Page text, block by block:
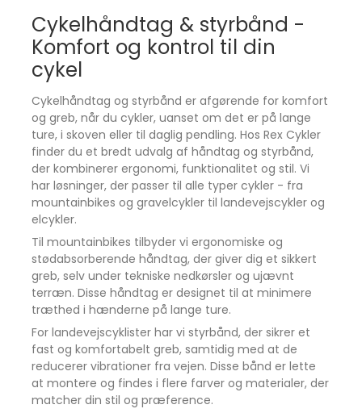
Cool Grå
Få tilbage Læg i kurv
Crimson Rød Udsolgt
Diamond Hvid
Hyper Grøn Udsolgt
Mint Grøn Udsolgt
Neon Gul Udsolgt
Neon Pink Udsolgt
Sky Blå
Sort
Tangerine Orange Udsolgt
Violet Lilla Udsolgt
4.6mm
Cobalt Blå
Udsolgt
Cool Grå Få tilbage Læg i kurv
Crimson Rød Udsolgt
Sort
kørestil - fra tyndt og responsivt til ekstra polstret
for maksimal komfort.
Flere tykkelsesmuligheder
1.8 mm (50 g | 208 cm) - Let og responsiv følelse
2.5 mm (74 g | 208 cm) - Balanceret komfort og
kontrol
3.2 mm (86 g | 226 cm) - Ekstra dæmpning på
lange ture
4.6 mm (102 g | 231 cm) - Maksimal polstring og
komfort
Skruepropper inkluderet
For en holdbar og sikker montering.
Fås i flere farver
Så du kan matche din cykels stil.
Vil du have styrbånd, der kombinerer professionel
ydeevne med langtidsholdbar komfort?
Lizard Skins DSP Bar Tape V2 giver dig greb,
dæmpning og holdbarhed i absolut topklasse.
Cykelhåndtag & styrbånd -
Komfort og kontrol til din
cykel
Cykelhåndtag og styrbånd er afgørende for komfort
og greb, når du cykler, uanset om det er på lange
ture, i skoven eller til daglig pendling. Hos Rex Cykler
finder du et bredt udvalg af håndtag og styrbånd,
der kombinerer ergonomi, funktionalitet og stil. Vi
har løsninger, der passer til alle typer cykler - fra
mountainbikes og gravelcykler til landevejscykler og
elcykler.
Til mountainbikes tilbyder vi ergonomiske og
stødabsorberende håndtag, der giver dig et sikkert
greb, selv under tekniske nedkørsler og ujævnt
terræn. Disse håndtag er designet til at minimere
træthed i hænderne på lange ture.
For landevejscyklister har vi styrbånd, der sikrer et
fast og komfortabelt greb, samtidig med at de
reducerer vibrationer fra vejen. Disse bånd er lette
at montere og findes i flere farver og materialer, der
matcher din stil og præference.